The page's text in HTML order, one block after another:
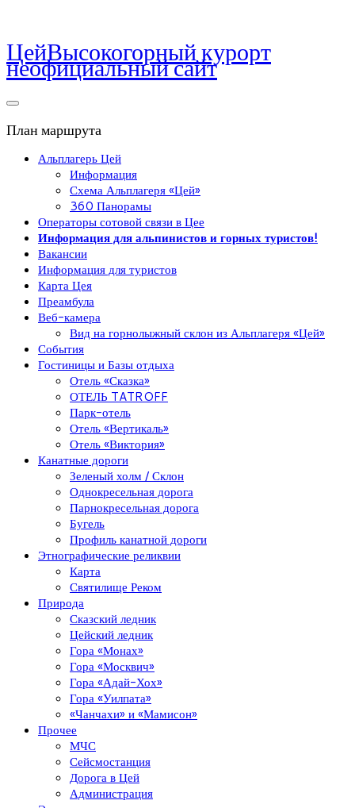
ЦейВысокогорный курорт
неофициальный сайт
План маршрута
Альплагерь Цей
Информация
Схема Альплагеря «Цей»
360 Панорамы
Операторы сотовой связи в Цее
Информация для альпинистов и горных туристов!
Вакансии
Информация для туристов
Карта Цея
Преамбула
Веб-камера
Вид на горнолыжный склон из Альплагеря «Цей»
События
Гостиницы и Базы отдыха
Отель «Сказка»
ОТЕЛЬ TATROFF
Парк-отель
Отель «Вертикаль»
Отель «Виктория»
Канатные дороги
Зеленый холм / Склон
Однокресельная дорога
Парнокресельная дорога
Бугель
Профиль канатной дороги
Этнографические реликвии
Карта
Святилище Реком
Природа
Сказский ледник
Цейский ледник
Гора «Монах»
Гора «Москвич»
Гора «Адай-Хох»
Гора «Уилпата»
«Чанчахи» и «Мамисон»
Прочее
МЧС
Сейсмостанция
Дорога в Цей
Администрация